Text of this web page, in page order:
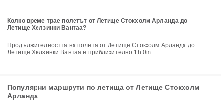
Колко време трае полетът от Летище Стокхолм Арланда до
Летище Хелзинки Вантаа?
Продължителността на полета от Летище Стокхолм Арланда до
Летище Хелзинки Вантаа е приблизително 1h 0m.
Популярни маршрути по летища от Летище Стокхолм
Арланда